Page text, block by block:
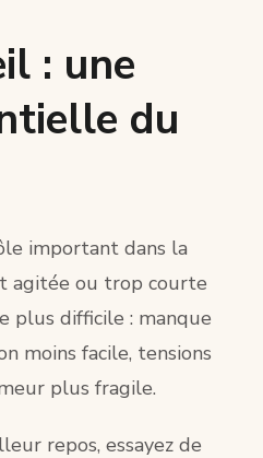
: une
du
important dans la
agitée ou trop courte
plus difficile : manque
moins facile, tensions
plus fragile.
repos, essayez de